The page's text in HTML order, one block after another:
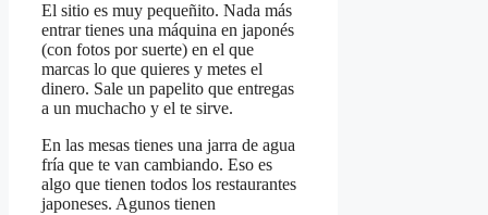
El sitio es muy pequeñito. Nada más
entrar tienes una máquina en japonés
(con fotos por suerte) en el que
marcas lo que quieres y metes el
dinero. Sale un papelito que entregas
a un muchacho y el te sirve.
En las mesas tienes una jarra de agua
fría que te van cambiando. Eso es
algo que tienen todos los restaurantes
japoneses. Agunos tienen